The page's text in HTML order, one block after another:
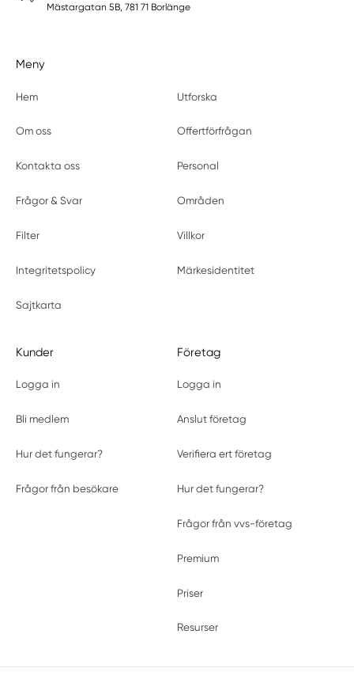
Mästargatan 5B, 781 71 Borlänge
Meny
Hem Utforska
Om oss Offertförfrågan
Kontakta oss Personal
Frågor & Svar Områden
Filter Villkor
Integritetspolicy Märkesidentitet
Sajtkarta
Kunder
Logga in
Bli medlem
Hur det fungerar?
Frågor från besökare
Företag
Logga in
Anslut företag
Verifiera ert företag
Hur det fungerar?
Frågor från vvs-företag
Premium
Priser
Resurser